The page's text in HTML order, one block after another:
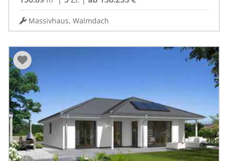
Massivhaus, Walmdach